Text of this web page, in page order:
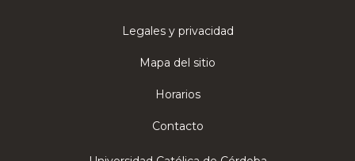
Legales y privacidad
Mapa del sitio
Horarios
Contacto